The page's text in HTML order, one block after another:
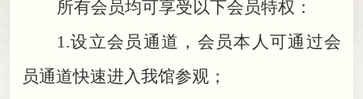
所有会员均可享受以下会员特权：
1.设立会员通道 ， 会员本人可通过会
员通道快速进入我馆参观；